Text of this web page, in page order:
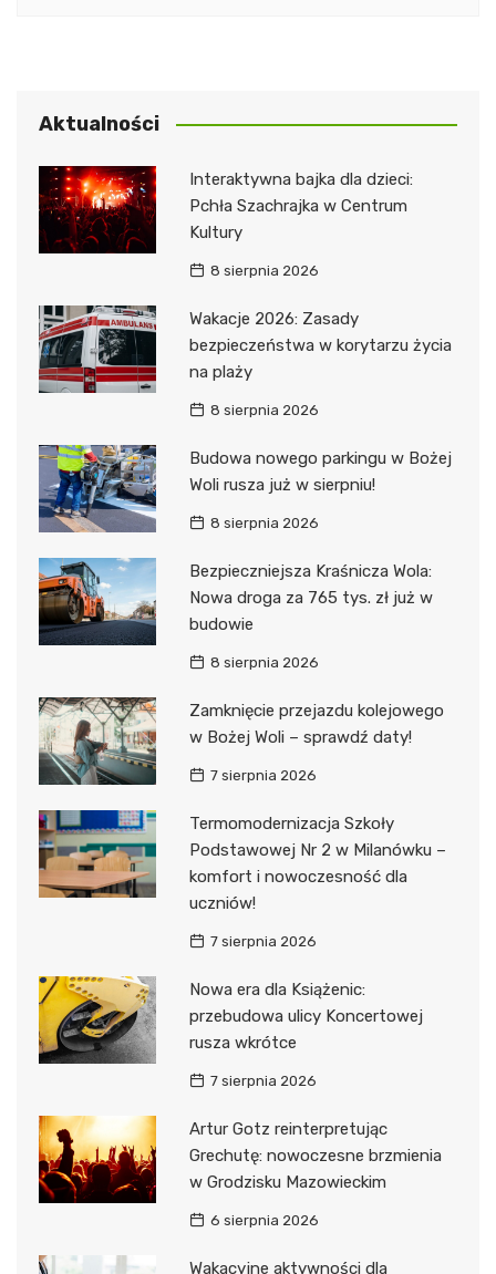
Aktualności
Interaktywna bajka dla dzieci:
Pchła Szachrajka w Centrum
Kultury
8 sierpnia 2026
Wakacje 2026: Zasady
bezpieczeństwa w korytarzu życia
na plaży
8 sierpnia 2026
Budowa nowego parkingu w Bożej
Woli rusza już w sierpniu!
8 sierpnia 2026
Bezpieczniejsza Kraśnicza Wola:
Nowa droga za 765 tys. zł już w
budowie
8 sierpnia 2026
Zamknięcie przejazdu kolejowego
w Bożej Woli – sprawdź daty!
7 sierpnia 2026
Termomodernizacja Szkoły
Podstawowej Nr 2 w Milanówku –
komfort i nowoczesność dla
uczniów!
7 sierpnia 2026
Nowa era dla Książenic:
przebudowa ulicy Koncertowej
rusza wkrótce
7 sierpnia 2026
Artur Gotz reinterpretując
Grechutę: nowoczesne brzmienia
w Grodzisku Mazowieckim
6 sierpnia 2026
Wakacyjne aktywności dla